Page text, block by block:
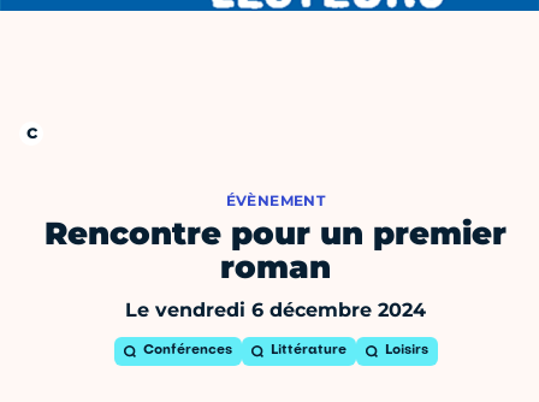
ÉVÈNEMENT
Rencontre pour un premier
roman
Le vendredi 6 décembre 2024
Conférences Littérature Loisirs